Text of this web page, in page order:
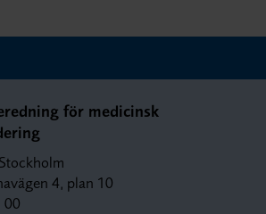
för medicinsk
4, plan 10
00